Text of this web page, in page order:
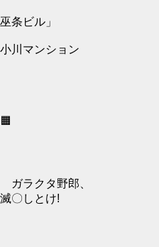
条ビル」
川マンション
ラクタ野郎、
〇しとけ!